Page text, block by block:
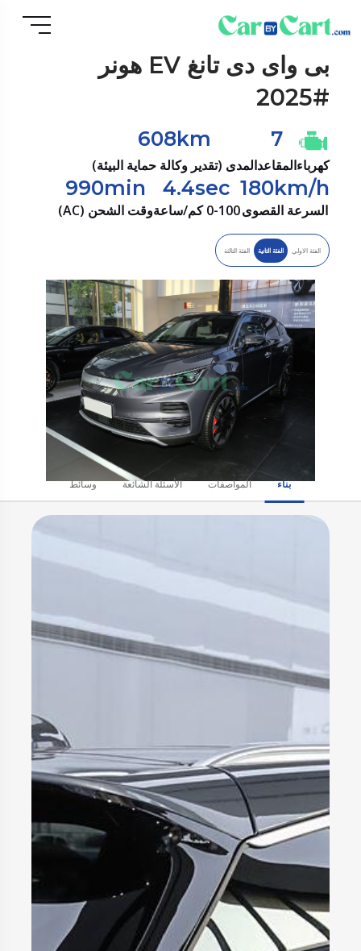
بى واى دى
تانغ EV هونر
#2025
كهرباء
7
المقاعد
608km
المدى (تقدير وكالة حماية البيئة)
180km/h
السرعة القصوى
4.4sec
0-100 كم/ساعة
990min
وقت الشحن (AC)
الفئة الاولي الفئة الثانية الفئة الثالثة
بناء المواصفات الأسئلة الشائعة وسائط